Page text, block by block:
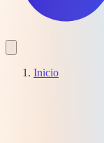
Inicio